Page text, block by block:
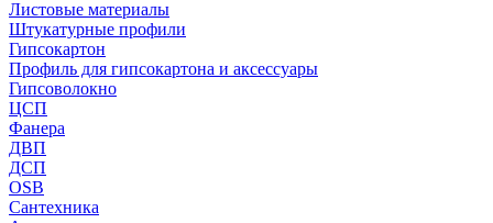
Листовые материалы
Штукатурные профили
Гипсокартон
Профиль для гипсокартона и аксессуары
Гипсоволокно
ЦСП
Фанера
ДВП
ДСП
OSB
Сантехника